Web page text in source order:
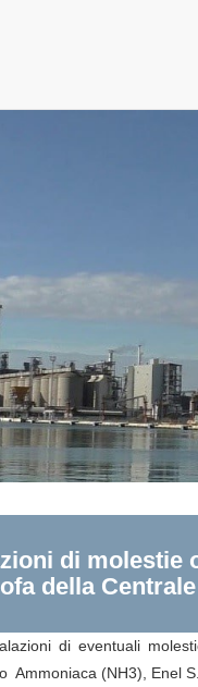
di
della
di eventuali
Ammoniaca (NH3), Enel